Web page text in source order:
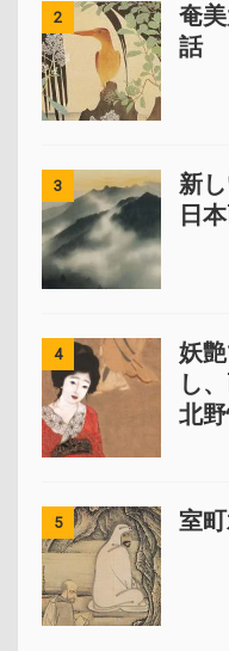
2
奄
話
3
新
日
4
妖
し
北
5 室